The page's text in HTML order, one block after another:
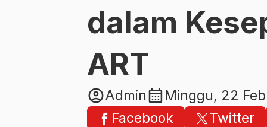
dalam
ART
account_circleAdmincalendar_monthMinggu, 22
Facebook
Twitter